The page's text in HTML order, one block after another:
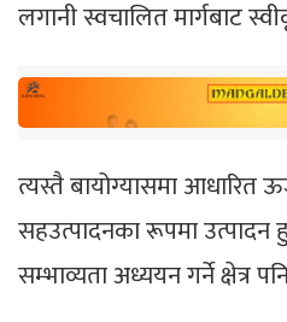
लगानी स्वचालित मार्गबाट
त्यस्तै बायोग्यासमा आधारित
सहउत्पादनका रूपमा उत्पादन
सम्भाव्यता अध्ययन गर्ने क्षेत्र